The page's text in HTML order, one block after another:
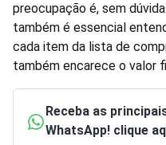
preocupação é, sem
também é essencial
cada item da lista de
também encarece o valor
Receba as
WhatsApp! clique